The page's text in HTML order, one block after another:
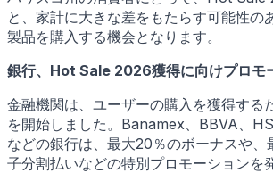
と、家計に大きな差をもたらす可能性の
製品を購入する機会となります。
銀行、Hot Sale 2026獲得に向けプロモ
金融機関は、ユーザーの購入を獲得する
を開始しました。Banamex、BBVA、
などの銀行は、最大20％のボーナスや
子分割払いなどの特別プロモーションを